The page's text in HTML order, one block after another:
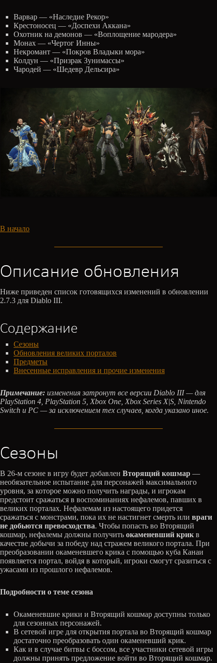
Варвар — «Наследие Рекор»
Крестоносец — «Доспехи Аккана»
Охотник на демонов — «Воплощение мародера»
Монах — «Чертог Инны»
Некромант — «Покров Владыки мора»
Колдун — «Призрак Зунимассы»
Чародей — «Шедевр Дельсира»
В начало
Описание обновления
Ниже приведен список готовящихся изменений в обновлении
2.7.3 для Diablo III.
Содержание
Сезоны
Обновления великих порталов
Предметы
Внесенные исправления и прочие изменения
Примечание: изменения затронут все версии Diablo III — для
PlayStation 4, PlayStation 5, Xbox One, Xbox Series X|S, Nintendo
Switch и PC — за исключением тех случаев, когда указано иное.
Сезоны
В 26-м сезоне в игру будет добавлен Вторящий кошмар —
необязательное испытание для персонажей максимального
уровня, за которое можно получить награды, и игрокам
предстоит сражаться в воспоминаниях нефалемов, павших в
великих порталах. Нефалемам из настоящего придется
сражаться с монстрами, пока их не настигнет смерть или враги
не добьются превосходства. Чтобы попасть во Вторящий
кошмар, нефалемы должны получить окаменевший крик в
качестве добычи за победу над стражем великого портала. При
преобразовании окаменевшего крика с помощью куба Канаи
появляется портал, войдя в который, игроки смогут сразиться с
ужасами из прошлого нефалемов.
Подробности о теме сезона
Окаменевшие крики и Вторящий кошмар доступны только
для сезонных персонажей.
В сетевой игре для открытия портала во Вторящий кошмар
достаточно преобразовать один окаменевший крик.
Как и в случае битвы с боссом, все участники сетевой игры
должны принять предложение войти во Вторящий кошмар.